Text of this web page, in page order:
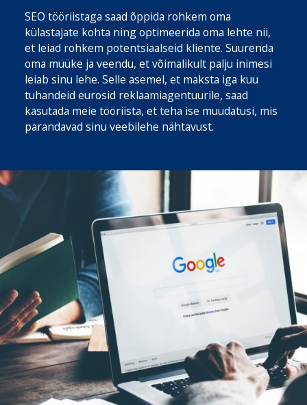
SEO tööriistaga saad õppida rohkem oma
külastajate kohta ning optimeerida oma lehte nii,
et leiad rohkem potentsiaalseid kliente. Suurenda
oma müüke ja veendu, et võimalikult palju inimesi
leiab sinu lehe. Selle asemel, et maksta iga kuu
tuhandeid eurosid reklaamiagentuurile, saad
kasutada meie tööriista, et teha ise muudatusi, mis
parandavad sinu veebilehe nähtavust.